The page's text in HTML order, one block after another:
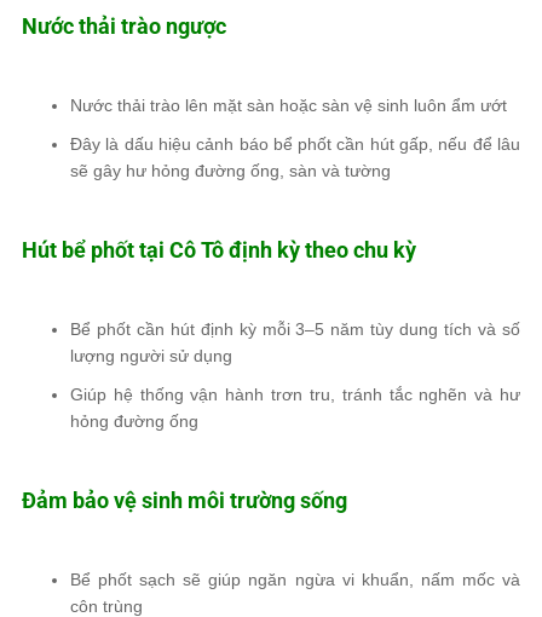
Nước thải trào ngược
Nước thải trào lên mặt sàn hoặc sàn vệ sinh luôn ẩm ướt
Đây là dấu hiệu cảnh báo bể phốt cần hút gấp, nếu để lâu
sẽ gây hư hỏng đường ống, sàn và tường
Hút bể phốt tại Cô Tô định kỳ theo chu kỳ
Bể phốt cần hút định kỳ mỗi 3–5 năm tùy dung tích và số
lượng người sử dụng
Giúp hệ thống vận hành trơn tru, tránh tắc nghẽn và hư
hỏng đường ống
Đảm bảo vệ sinh môi trường sống
Bể phốt sạch sẽ giúp ngăn ngừa vi khuẩn, nấm mốc và
côn trùng